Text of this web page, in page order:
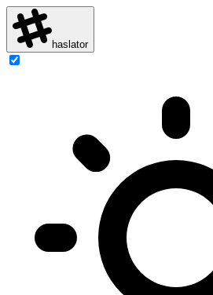
haslator